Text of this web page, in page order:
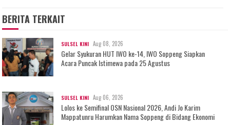
BERITA TERKAIT
SULSEL KINI Aug 08, 2026
Gelar Syukuran HUT IWO ke-14, IWO Soppeng Siapkan
Acara Puncak Istimewa pada 25 Agustus
SULSEL KINI Aug 06, 2026
Lolos ke Semifinal OSN Nasional 2026, Andi Jo Karim
Mappatunru Harumkan Nama Soppeng di Bidang Ekonomi